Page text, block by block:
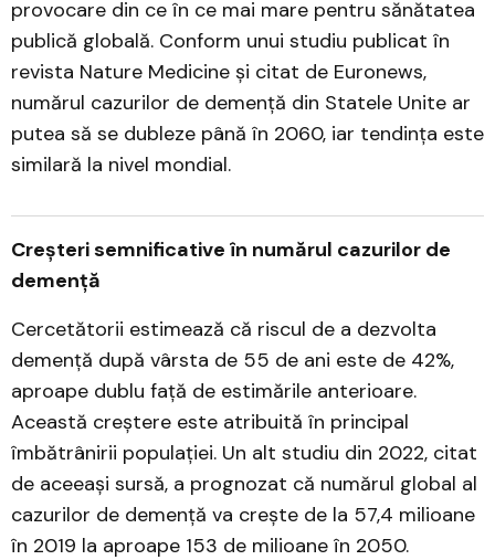
provocare din ce în ce mai mare pentru sănătatea
publică globală. Conform unui studiu publicat în
revista Nature Medicine și citat de Euronews,
numărul cazurilor de demență din Statele Unite ar
putea să se dubleze până în 2060, iar tendința este
similară la nivel mondial.
Creșteri semnificative în numărul cazurilor de
demență
Cercetătorii estimează că riscul de a dezvolta
demență după vârsta de 55 de ani este de 42%,
aproape dublu față de estimările anterioare.
Această creștere este atribuită în principal
îmbătrânirii populației. Un alt studiu din 2022, citat
de aceeași sursă, a prognozat că numărul global al
cazurilor de demență va crește de la 57,4 milioane
în 2019 la aproape 153 de milioane în 2050.